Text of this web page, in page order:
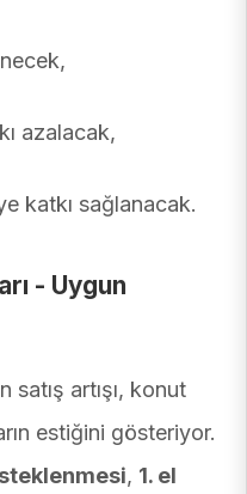
azalacak,
katkı sağlanacak.
- Uygun
satış artışı, konut
estiğini gösteriyor.
, 1. el